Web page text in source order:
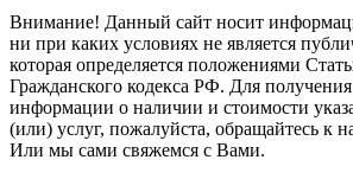
Внимание! Данный сайт носит
ни при каких условиях не является
которая определяется положениями
Гражданского кодекса РФ. Для
информации о наличии и стоимости
(или) услуг, пожалуйста, обращайтесь к
Или мы сами свяжемся с Вами.